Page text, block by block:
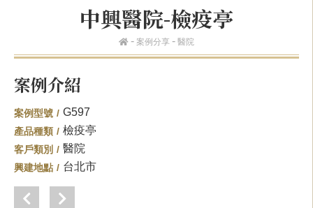
中興醫院-檢疫亭
案例分享 醫院
案例介紹
案例型號 G597
產品種類 檢疫亭
客戶類別 醫院
興建地點 台北市